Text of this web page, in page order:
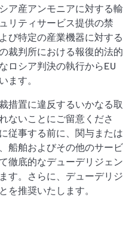
ア産アンモニアに対する輸
リティサービス提供の禁
び特定の産業機器に対する
裁判所における報復的法的
ロシア判決の執行からEU
ます。
措置に違反するいかなる取
ないことにご留意くださ
従事する前に、関与または
船舶およびその他のサービ
徹底的なデューデリジェン
す。さらに、デューデリジ
を推奨いたします。